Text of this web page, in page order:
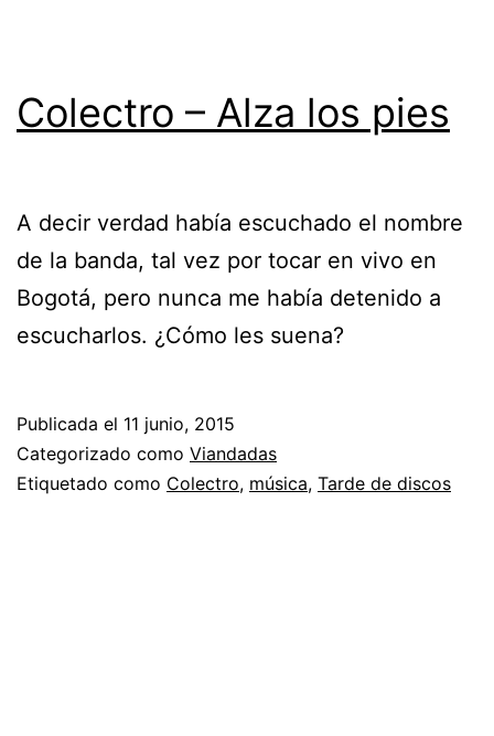
Colectro – Alza los pies
A decir verdad había escuchado el nombre
de la banda, tal vez por tocar en vivo en
Bogotá, pero nunca me había detenido a
escucharlos. ¿Cómo les suena?
Publicada el 11 junio, 2015
Categorizado como Viandadas
Etiquetado como Colectro, música, Tarde de discos